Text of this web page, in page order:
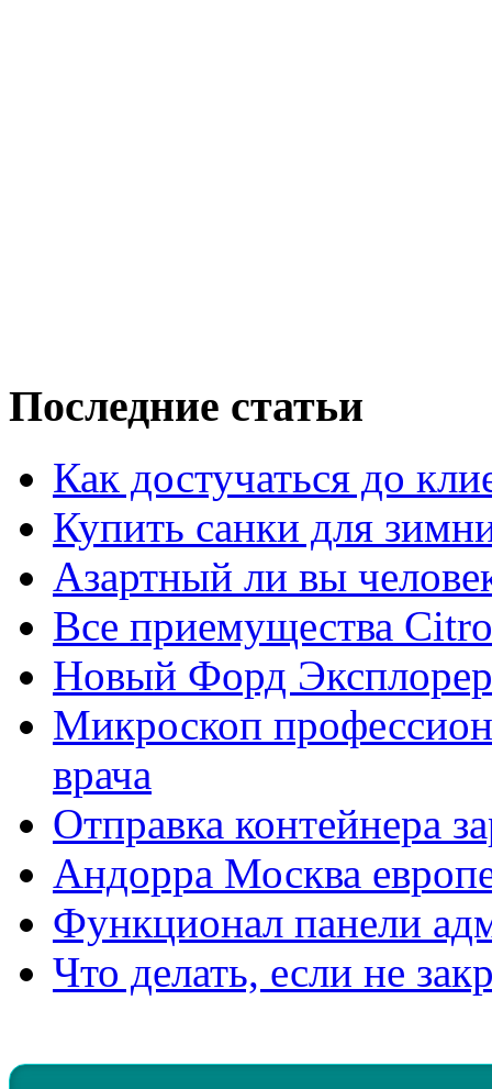
Последние статьи
Как достучаться до
Купить санки для
Азартный ли вы
Все приемущества
Новый Форд
Микроскоп
врача
Отправка контейнера
Андорра Москва
Функционал панели
Что делать, если не